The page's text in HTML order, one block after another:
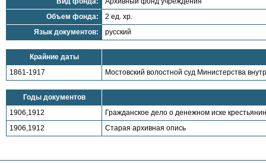
Объем фонда:
2 ед. хр.
Язык документов:
русский
Крайние даты
1861-1917
Мостовский волостной суд Министерства
Годы документов
1906,1912
Гражданское дело о денежном иске
1906,1912
Старая архивная опись